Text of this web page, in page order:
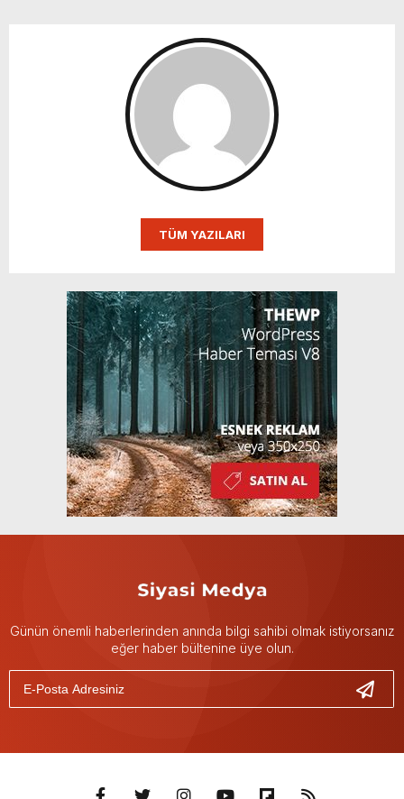
TÜM YAZILARI
Günün önemli haberlerinden anında bilgi sahibi olmak istiyorsanız
eğer haber bültenine üye olun.